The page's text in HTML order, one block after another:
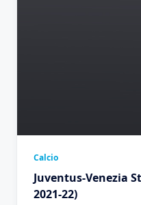
Calcio
Juventus-Venezia
2021-22)